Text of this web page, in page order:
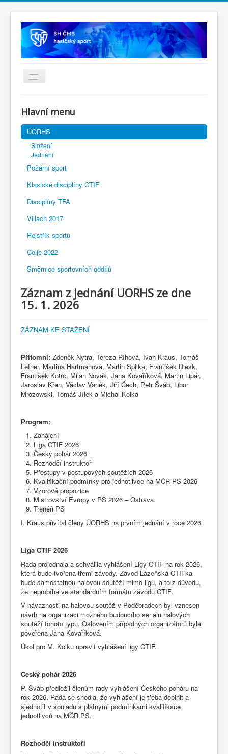
SH ČMS
Hlavní menu
ÚORHS
Složení
Jednání
Požární sport
Klasické disciplíny CTIF
Disciplíny TFA
Villach 2017
Rejstřík sportu
Celje 2022
Směrnice sportovních oddílů
Záznam z jednání UORHS ze dne
15. 1. 2026
ZÁZNAM KE STAŽENÍ
Přítomni: Zdeněk Nytra, Tereza Říhová, Ivan Kraus, Tomáš
Lefner, Martina Hartmanová, Martin Spilka, František Dlesk,
František Kotrc, Milan Novák, Jana Kovaříková, Martin Lipár,
Jaroslav Křen, Václav Vaněk, Jiří Čech, Petr Šváb, Libor
Mrozowski, Tomáš Jílek a Michal Kolka
Program:
Zahájení
Liga CTIF 2026
Český pohár 2026
Rozhodčí instruktoři
Přestupy v postupových soutěžích 2026
Kvalifikační podmínky pro jednotlivce na MČR PS 2026
Vzorové propozice
Mistrovství Evropy v PS 2026 – Ostrava
Trenéři PS
I. Kraus přivítal členy ÚORHS na prvním jednání v roce 2026.
Liga CTIF 2026
Rada projednala a schválila vyhlášení Ligy CTIF na rok 2026,
která bude tvořena třemi závody. Závod Lázeňská CTIFka
bude samostatnou halovou soutěží mimo ligu, a to z důvodu,
že neprobíhá ve standardním formátu závodu CTIF.
V návaznosti na halovou soutěž v Poděbradech byl vznesen
návrh na organizaci možného budoucího seriálu halových
soutěží tohoto typu. Oslovením případných organizátorů byla
pověřena Jana Kovaříková.
Úkol pro M. Kolku upravit vyhlášení ligy CTIF.
Český pohár 2026
P. Šváb předložil členům rady vyhlášení Českého poháru na
rok 2026. Rada se shodla, že vyhlášení je třeba doplnit a
sjednotit v souladu s platnými podmínkami kvalifikace
jednotlivců na MČR PS.
Rozhodčí instruktoři